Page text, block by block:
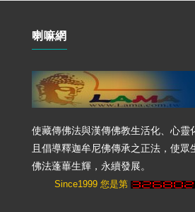
喇嘛網
使藏傳佛法與漢傳佛教生活化、心靈
且倡導釋迦牟尼佛傳承之正法，使眾
佛法蓬蓽生輝，永續發展。
Since1999 您是第